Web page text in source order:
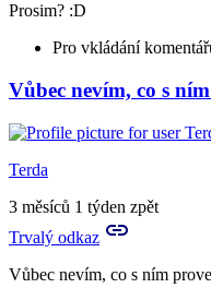
Rya
Prosim? :D
Pro vkládání
Vůbec nevím, co s
Terda
3 měsíců 1 týden zpět
Trvalý odkaz
Vůbec nevím, co s ním